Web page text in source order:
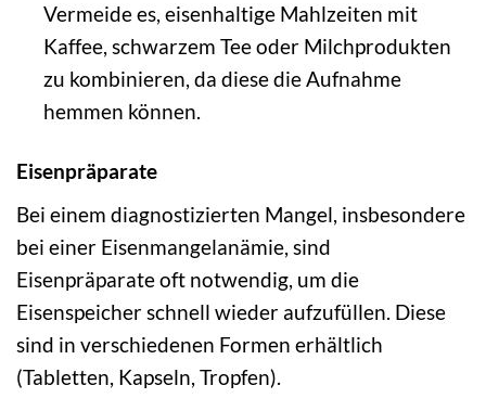
Vermeide es, eisenhaltige Mahlzeiten mit
Kaffee, schwarzem Tee oder Milchprodukten
zu kombinieren, da diese die Aufnahme
hemmen können.
Eisenpräparate
Bei einem diagnostizierten Mangel, insbesondere
bei einer Eisenmangelanämie, sind
Eisenpräparate oft notwendig, um die
Eisenspeicher schnell wieder aufzufüllen. Diese
sind in verschiedenen Formen erhältlich
(Tabletten, Kapseln, Tropfen).